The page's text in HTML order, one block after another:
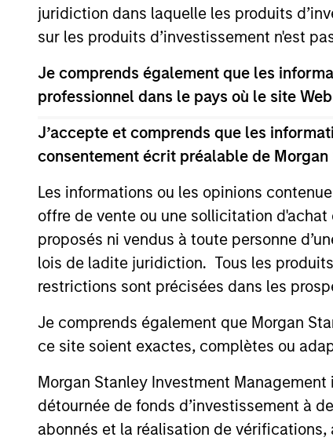
juridiction dans laquelle les produits
sur les produits d’investissement n'est
Je comprends également que les
professionnel dans le pays où le site
J’accepte et comprends que les
consentement écrit préalable de Morgan
Les informations ou les opinions
offre de vente ou une sollicitation
proposés ni vendus à toute personne
lois de ladite juridiction. Tous les
restrictions sont précisées dans les
Je comprends également que Morgan
ce site soient exactes, complètes ou
Morgan Stanley Investment
détournée de fonds d’investissement à
abonnés et la réalisation de
On a selective basis, we also
creation, as opposed to
public market values.
Our team invests across
countries in the region, and
How We Work With
What Makes Us